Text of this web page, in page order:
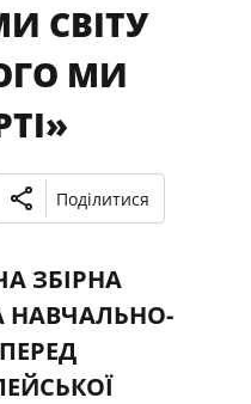
СВІТУ
МИ
Поділитися
ЗБІРНА
НАВЧАЛЬНО-